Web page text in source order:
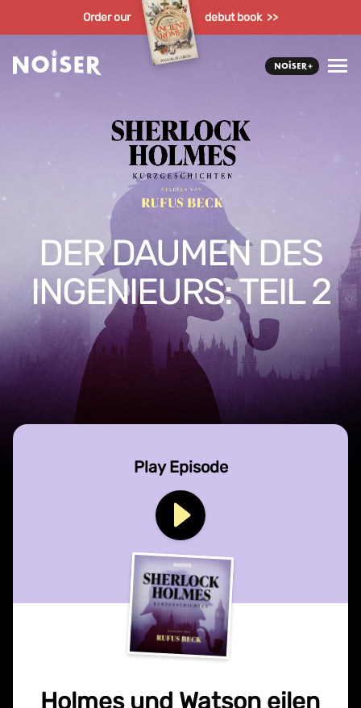
Order our debut book >>
DER DAUMEN DES
INGENIEURS: TEIL 2
Play Episode
Holmes und Watson eilen